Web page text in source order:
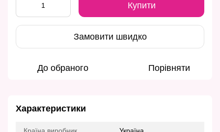
Купити
Замовити швидко
До обраного Порівняти
Характеристики